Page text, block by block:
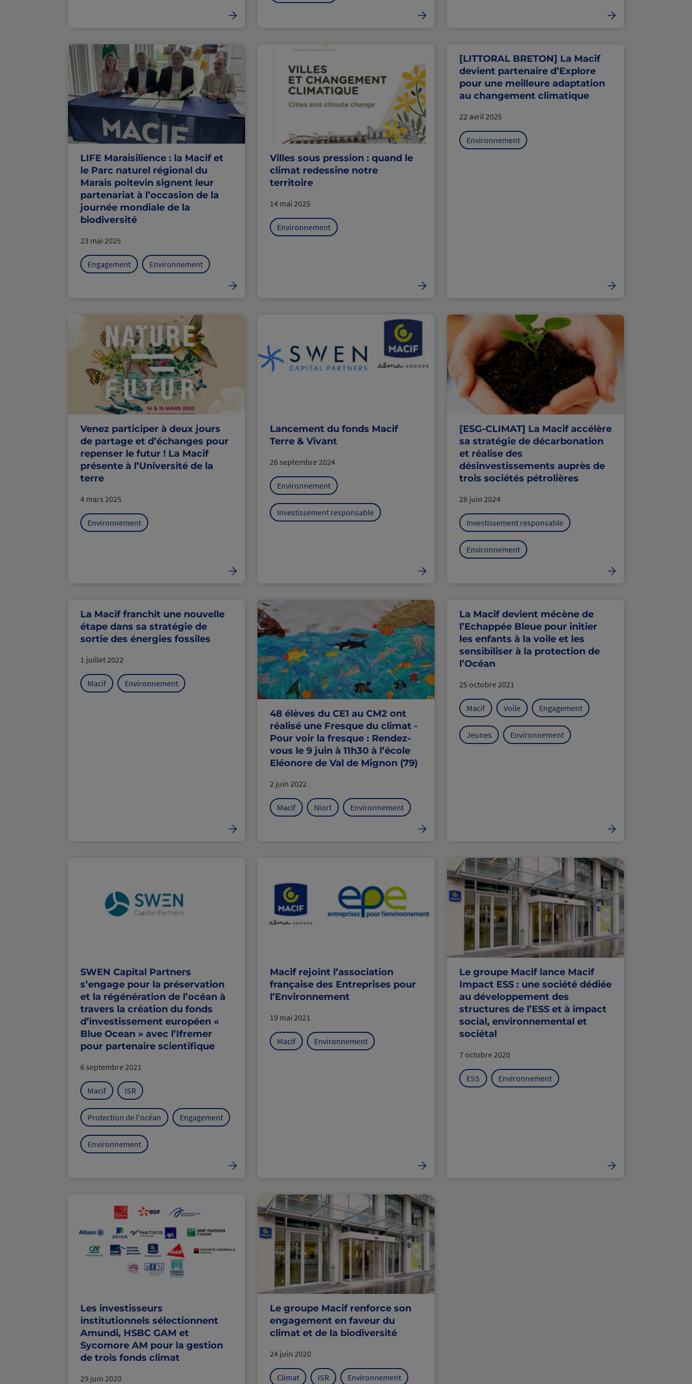
LIFE Maraisilience : la Macif et
le Parc naturel régional du
Marais poitevin signent leur
partenariat à l’occasion de la
journée mondiale de la
biodiversité
23 mai 2025
Engagement Environnement
Villes sous pression : quand le
climat redessine notre
territoire
14 mai 2025
Environnement
[LITTORAL BRETON] La Macif
devient partenaire d’Explore
pour une meilleure adaptation
au changement climatique
22 avril 2025
Environnement
Venez participer à deux jours
de partage et d’échanges pour
repenser le futur ! La Macif
présente à l’Université de la
terre
4 mars 2025
Environnement
Lancement du fonds Macif
Terre & Vivant
26 septembre 2024
Environnement
Investissement responsable
[ESG-CLIMAT] La Macif accélère
sa stratégie de décarbonation
et réalise des
désinvestissements auprès de
trois sociétés pétrolières
28 juin 2024
Investissement responsable
Environnement
La Macif franchit une nouvelle
étape dans sa stratégie de
sortie des énergies fossiles
1 juillet 2022
Macif Environnement
48 élèves du CE1 au CM2 ont
réalisé une Fresque du climat -
Pour voir la fresque : Rendez-
vous le 9 juin à 11h30 à l’école
Eléonore de Val de Mignon (79)
2 juin 2022
Macif Niort Environnement
La Macif devient mécène de
l’Echappée Bleue pour initier
les enfants à la voile et les
sensibiliser à la protection de
l’Océan
25 octobre 2021
Macif Voile Engagement
Jeunes Environnement
SWEN Capital Partners
s’engage pour la préservation
et la régénération de l’océan à
travers la création du fonds
d’investissement européen «
Blue Ocean » avec l’Ifremer
pour partenaire scientifique
6 septembre 2021
Macif ISR
Protection de l'océan Engagement
Environnement
Macif rejoint l’association
française des Entreprises pour
l’Environnement
19 mai 2021
Macif Environnement
Le groupe Macif lance Macif
Impact ESS : une société dédiée
au développement des
structures de l’ESS et à impact
social, environnemental et
sociétal
7 octobre 2020
ESS Environnement
Les investisseurs
institutionnels sélectionnent
Amundi, HSBC GAM et
Sycomore AM pour la gestion
de trois fonds climat
29 juin 2020
Le groupe Macif renforce son
engagement en faveur du
climat et de la biodiversité
24 juin 2020
Climat ISR Environnement